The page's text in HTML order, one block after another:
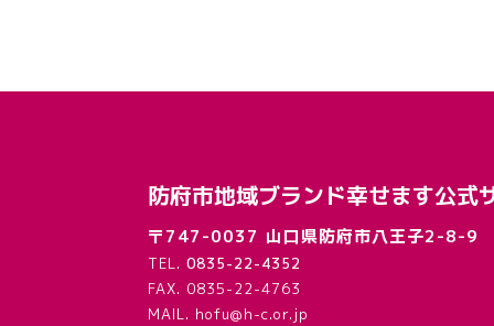
防府市地域ブランド幸せます公式
〒747-0037 山口県防府市八王子2-8-9
TEL.0835-22-4352
FAX. 0835-22-4763
MAIL. hofu@h-c.or.jp